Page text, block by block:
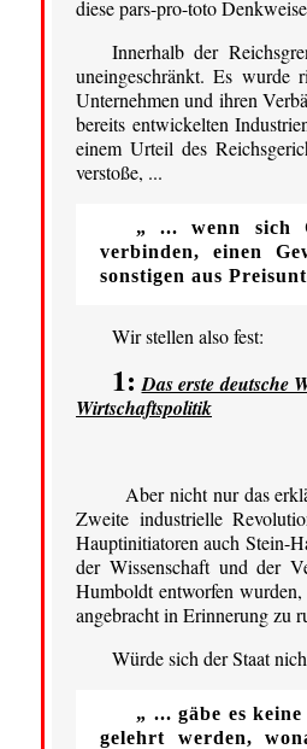
diese pars-pro-toto
Innerhalb der
uneingeschränkt. Es wurde
Unternehmen und ihren
bereits entwickelten
einem Urteil des
verstoße, ...
„ ... wenn sich
verbinden, einen
sonstigen aus
Wir stellen also fest:
1: Das erste deutsche
Wirtschaftspolitik
Aber nicht nur das
Zweite industrielle
Hauptinitiatoren auch Stein-
der Wissenschaft und der
Humboldt entworfen
angebracht in Erinnerung zu
Würde sich der Staat
„ ... gäbe es
gelehrt werden,